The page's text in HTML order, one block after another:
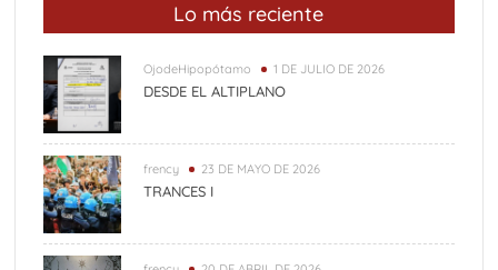
Lo más reciente
OjodeHipopótamo 1 DE JULIO DE 2026
DESDE EL ALTIPLANO
frency 23 DE MAYO DE 2026
TRANCES I